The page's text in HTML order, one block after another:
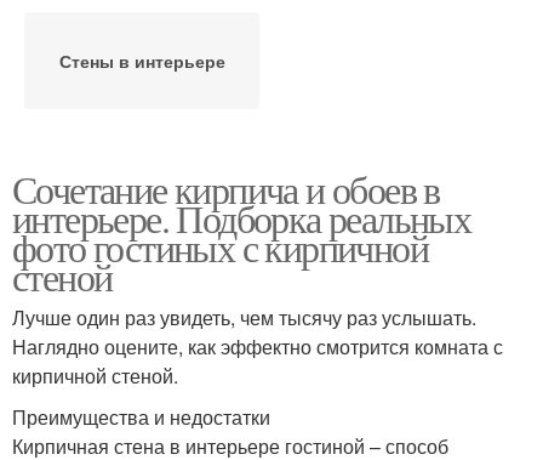
Стены в интерьере
Сочетание кирпича и обоев в
интерьере. Подборка реальных
фото гостиных с кирпичной
стеной
Лучше один раз увидеть, чем тысячу раз услышать.
Наглядно оцените, как эффектно смотрится комната с
кирпичной стеной.
Преимущества и недостатки
Кирпичная стена в интерьере гостиной – способ